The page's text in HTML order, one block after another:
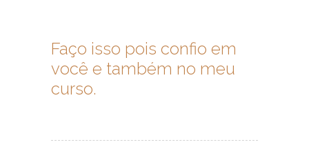
Faço isso pois confio em
você e também no meu
curso.